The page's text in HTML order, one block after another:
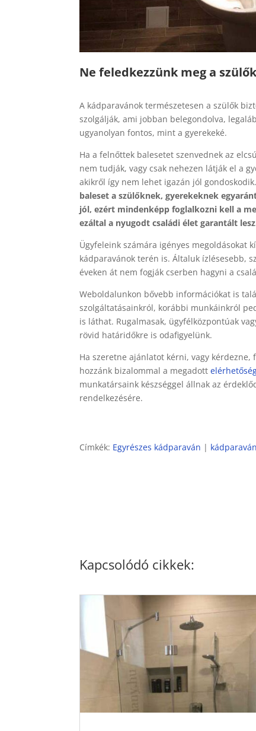
Ne feledkezzünk meg a
A kádparavánok természetesen a szülők
szolgálják, ami jobban belegondolva,
ugyanolyan fontos, mint a gyerekeké.
Ha a felnőttek balesetet szenvednek az
nem tudják, vagy csak nehezen látják el a
akikről így nem lehet igazán jól gondoskodik.
baleset a szülőknek, gyerekeknek
jól, ezért mindenképp foglalkozni kell a
ezáltal a nyugodt családi élet garantált
Ügyfeleink számára igényes megoldásokat
kádparavánok terén is. Általuk ízlésesebb,
éveken át nem fogják cserben hagyni a
Weboldalunkon bővebb információkat is
szolgáltatásainkról, korábbi munkáinkról
is láthat. Rugalmasak, ügyfélközpontúak
rövid határidőkre is odafigyelünk.
Ha szeretne ajánlatot kérni, vagy kérdezne,
hozzánk bizalommal a megadott
munkatársaink készséggel állnak az
rendelkezésére.
Címkék: Egyrészes kádparaván | kádparaván
Kapcsolódó cikkek: